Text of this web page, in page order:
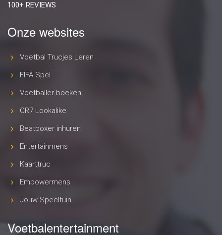
100+ REVIEWS
Onze websites
Voetbal Trucjes Leren
FIFA Spel
Voetballer boeken
CR7 Lookalike
Beatboxer inhuren
Entertainmens
Kaarttruc
Empowermens
Jouw Speeltuin
Voetbalentertainment